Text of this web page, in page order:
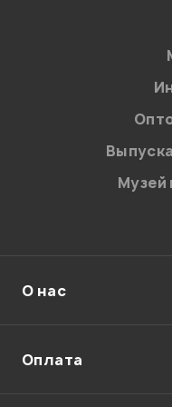
Музей
О нас
Оплата